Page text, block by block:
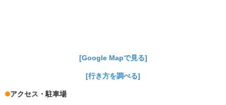
[Google Mapで見る]
[行き方を調べる]
アクセス・駐車場